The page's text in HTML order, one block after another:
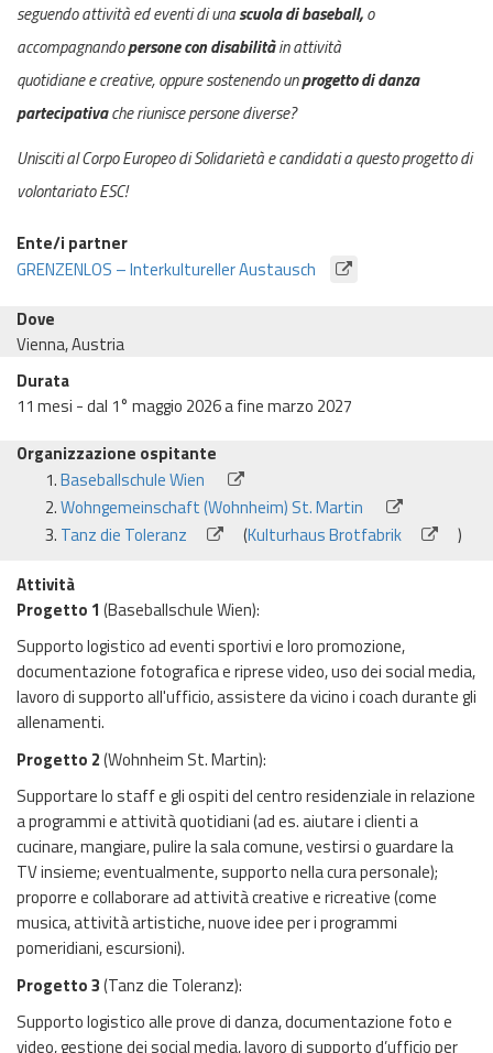
seguendo attività ed eventi di unascuola di baseball,o
accompagnandopersone con disabilitàin attività
quotidiane e creative, oppure sostenendounprogetto di danza
partecipativache riunisce persone diverse?
Unisciti al Corpo Europeo di Solidarietà e candidati a questo progetto di
volontariato ESC!
Ente/i partner
GRENZENLOS – Interkultureller Austausch
Dove
Vienna, Austria
Durata
11 mesi - dal 1° maggio 2026 a fine marzo 2027
Organizzazione ospitante
Baseballschule Wien
Wohngemeinschaft (Wohnheim) St. Martin
Tanz die Toleranz
(Kulturhaus Brotfabrik
)
Attività
Progetto 1 (Baseballschule Wien):
Supporto logistico ad eventi sportivi e loro promozione,
documentazione fotografica e riprese video, uso dei social media,
lavoro di supporto all'ufficio, assistere da vicino i coach durante gli
allenamenti.
Progetto 2(Wohnheim St. Martin):
Supportare lo staff e gli ospiti del centro residenziale in relazione
a programmi e attività quotidiani (ad es. aiutare i clienti a
cucinare, mangiare, pulire la sala comune, vestirsi o guardare la
TV insieme; eventualmente, supporto nella cura personale);
proporre e collaborare ad attività creative e ricreative (come
musica, attività artistiche, nuove idee per i programmi
pomeridiani, escursioni).
Progetto 3(Tanz die Toleranz):
Supporto logistico alle prove di danza, documentazione foto e
video, gestione dei social media, lavoro di supporto d’ufficio per